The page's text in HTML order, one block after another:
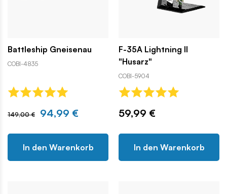
Battleship Gneisenau
COBI-4835
149,00 € 94,99 €
In den Warenkorb
F-35A Lightning II
"Husarz"
COBI-5904
59,99 €
In den Warenkorb